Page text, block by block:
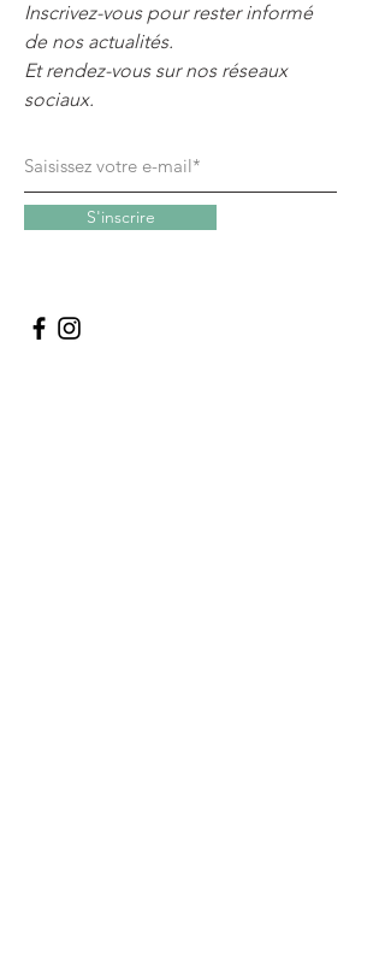
Inscrivez-vous pour rester informé
de nos actualités.
Et rendez-vous sur nos réseaux
sociaux.
S'inscrire